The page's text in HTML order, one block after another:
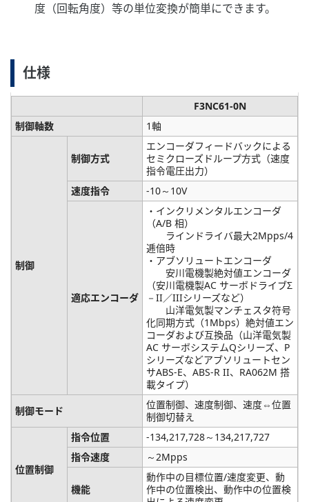
度（回転角度）等の単位変換が簡単にできます。
仕様
F3NC61-0N
制御軸数
1軸
制御
制御方式
エンコーダフィードバックによる
セミクローズドループ方式（速度
指令電圧出力）
速度指令
-10～10V
適応エンコーダ
・インクリメンタルエンコーダ
（A/B 相）
ラインドライバ最大2Mpps/4
逓倍時
・アブソリュートエンコーダ
安川電機製絶対値エンコーダ
（安川電機製AC サーボドライブΣ
－II／IIIシリーズなど）
山洋電気製マンチェスタ符号
化同期方式（1Mbps）絶対値エン
コーダおよび互換品（山洋電気製
AC サーボシステムQシリーズ、P
シリーズなどアブソリュートセン
サABS-E、ABS-R II、RA062M 搭
載タイプ）
制御モード
位置制御、速度制御、速度⇔位置
制御切替え
位置制御
指令位置
-134,217,728～134,217,727
指令速度
～2Mpps
機能
動作中の目標位置/速度変更、動
作中の位置検出、動作中の位置検